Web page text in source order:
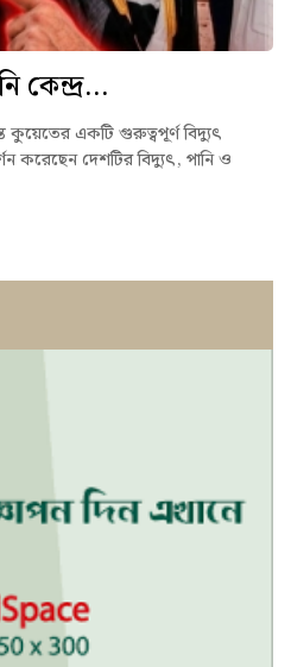
কেন্দ্র...
কুয়েতের একটি গুরুত্বপূর্ণ বিদ্যুৎ
করেছেন দেশটির বিদ্যুৎ, পানি ও